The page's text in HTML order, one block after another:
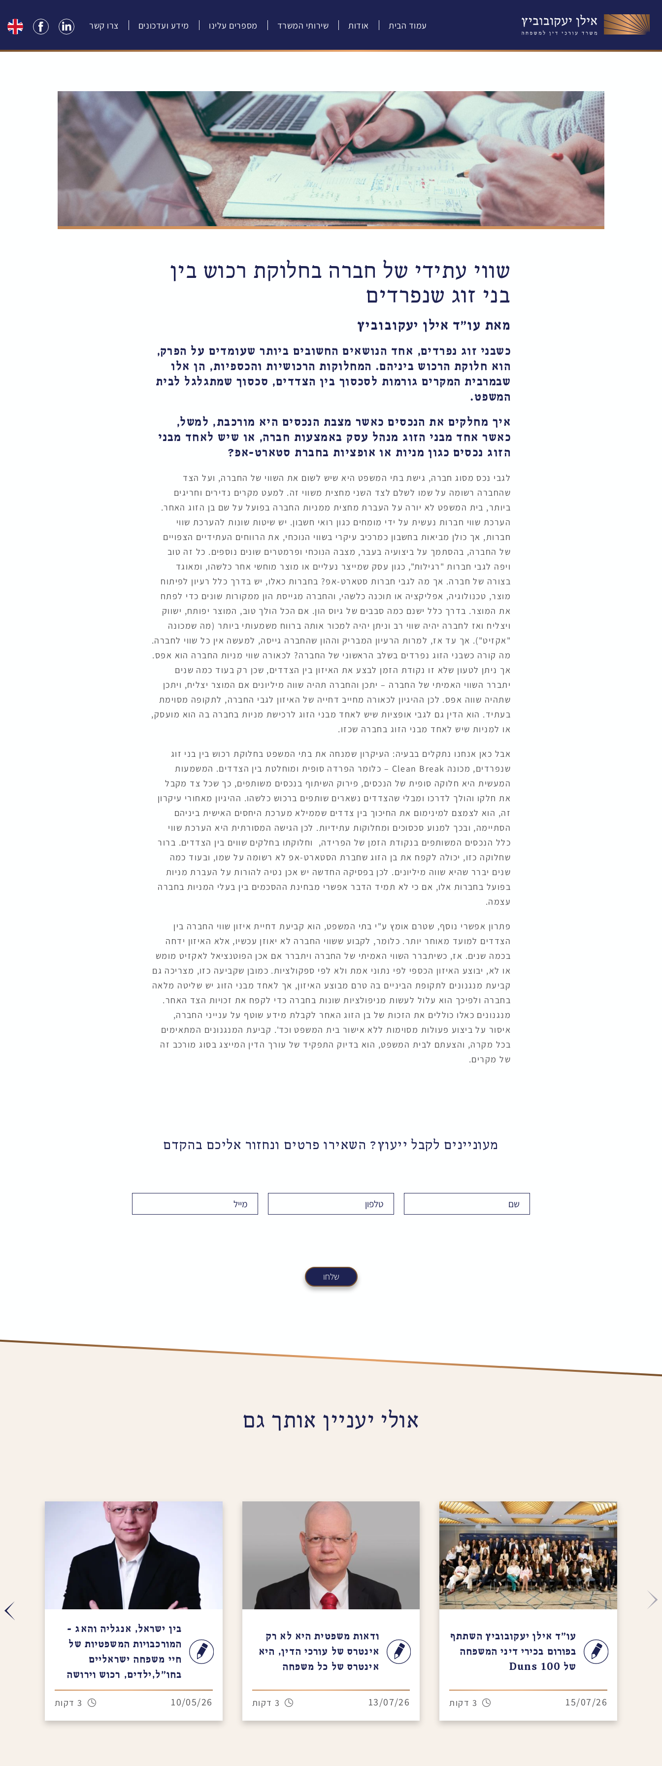
עמוד הבית אודות שירותי המשרד מספרים עלינו מידע ועדכונים צרו קשר
שווי עתידי של חברה בחלוקת רכוש בין
בני זוג שנפרדים
מאת עו״ד אילן יעקובוביץ
כשבני זוג נפרדים, אחד הנושאים החשובים ביותר שעומדים על הפרק,
הוא חלוקת הרכוש ביניהם. המחלוקות הרכושיות והכספיות, הן אלו
שבמרבית המקרים גורמות לסכסוך בין הצדדים, סכסוך שמתגלגל לבית
המשפט.
איך מחלקים את הנכסים כאשר מצבת הנכסים היא מורכבת, למשל,
כאשר אחד מבני הזוג מנהל עסק באמצעות חברה, או שיש לאחד מבני
הזוג נכסים כגון מניות או אופציות בחברת סטארט-אפ?
לגבי נכס מסוג חברה, גישת בתי המשפט היא שיש לשום את השווי של החברה, ועל הצד
שהחברה רשומה על שמו לשלם לצד השני מחצית משווי זה. למעט מקרים נדירים וחריגים
ביותר, בית המשפט לא יורה על העברת מחצית ממניות החברה בפועל על שם בן הזוג האחר.
הערכת שווי חברות נעשית על ידי מומחים כגון רואי חשבון. יש שיטות שונות להערכת שווי
חברות, אך כולן מביאות בחשבון כמרכיב עיקרי בשווי הנוכחי, את הרווחים העתידיים הצפויים
של החברה, בהסתמך על ביצועיה בעבר, מצבה הנוכחי ופרמטרים שונים נוספים. כל זה טוב
ויפה לגבי חברות "רגילות", כגון עסק שמייצר נעליים או מוצר מוחשי אחר כלשהו, ומאוגד
בצורה של חברה. אך מה לגבי חברות סטארט-אפ? בחברות כאלו, יש בדרך כלל רעיון לפיתוח
מוצר, טכנולוגיה, אפליקציה או תוכנה כלשהי, והחברה מגייסת הון ממקורות שונים כדי לפתח
את המוצר. בדרך כלל ישנם כמה סבבים של גיוס הון. אם הכל הולך טוב, המוצר יפותח, ישווק
ויצליח ואז לחברה יהיה שווי רב וניתן יהיה למכור אותה ברווח משמעותי ביותר (מה שמכונה
"אקזיט"). אך עד אז, למרות הרעיון המבריק וההון שהחברה גייסה, למעשה אין כל שווי לחברה.
מה קורה כשבני הזוג נפרדים בשלב הראשוני של החברה? לכאורה שווי מניות החברה הוא אפס.
אך ניתן לטעון שלא זו נקודת הזמן לבצע את האיזון בין הצדדים, שכן רק בעוד כמה שנים
יתברר השווי האמיתי של החברה – יתכן והחברה תהיה שווה מיליונים אם המוצר יצליח, ויתכן
שתהיה שווה אפס. לכן ההיגיון לכאורה מחייב דחייה של האיזון לגבי החברה, לתקופה מסוימת
בעתיד. הוא הדין גם לגבי אופציות שיש לאחד מבני הזוג לרכישת מניות בחברה בה הוא מועסק,
או למניות שיש לאחד מבני הזוג בחברה שכזו.
אבל כאן אנחנו נתקלים בבעיה: העיקרון שמנחה את בתי המשפט בחלוקת רכוש בין בני זוג
שנפרדים, מכונה Clean Break – כלומר הפרדה סופית ומוחלטת בין הצדדים. המשמעות
המעשית היא חלוקה סופית של הנכסים, פירוק השיתוף בנכסים משותפים, כך שכל צד מקבל
את חלקו והולך לדרכו ומבלי שהצדדים נשארים שותפים ברכוש כלשהו. ההיגיון מאחורי עיקרון
זה, הוא לצמצם למינימום את החיכוך בין צדדים שממילא מערכת היחסים האישית ביניהם
הסתיימה, ובכך למנוע סכסוכים ומחלוקות עתידיות. לכן הגישה המסורתית היא הערכת שווי
כלל הנכסים המשותפים בנקודת הזמן של הפרידה, וחלוקתו בחלקים שווים בין הצדדים. ברור
שחלוקה כזו, יכולה לקפח את בן הזוג שחברת הסטארט-אפ לא רשומה על שמו, ובעוד כמה
שנים יברר שהיא שווה מיליונים. לכן בפסיקה החדשה יש אכן נטיה להורות על העברת מניות
בפועל בחברות אלו, אם כי לא תמיד הדבר אפשרי מבחינת ההסכמים בין בעלי המניות בחברה
עצמה.
פתרון אפשרי נוסף, שטרם אומץ ע"י בתי המשפט, הוא קביעת דחיית איזון שווי החברה בין
הצדדים למועד מאוחר יותר. כלומר, לקבוע ששווי החברה לא יאוזן עכשיו, אלא האיזון ידחה
בכמה שנים. אז, כשיתברר השווי האמיתי של החברה ויתברר אם אכן הפוטנציאל לאקזיט מומש
או לא, יבוצע האיזון הכספי לפי נתוני אמת ולא לפי ספקולציות. כמובן שקביעה כזו, מצריכה גם
קביעת מנגנונים לתקופת הביניים בה טרם מבוצע האיזון, אך לאחד מבני הזוג יש שליטה מלאה
בחברה ולפיכך הוא עלול לעשות מניפולציות שונות בחברה כדי לקפח את זכויות הצד האחר.
מנגנונים כאלו כוללים את הזכות של בן הזוג האחר לקבלת מידע שוטף על ענייני החברה,
איסור על ביצוע פעולות מסוימות ללא אישור בית המשפט וכד'. קביעת המנגנונים המתאימים
בכל מקרה, והצעתם לבית המשפט, הוא בדיוק התפקיד של עורך הדין המייצג בסוג מורכב זה
של מקרים.
מעוניינים לקבל ייעוץ? השאירו פרטים ונחזור אליכם בהקדם
אולי יעניין אותך גם
עו"ד אילן יעקובוביץ השתתף
בפורום בכירי דיני המשפחה
של Duns 100
15/07/26 3 דקות
ודאות משפטית היא לא רק
אינטרס של עורכי הדין, היא
אינטרס של כל משפחה
13/07/26 3 דקות
בין ישראל, אנגליה והאג –
המורכבויות המשפטיות של
חיי משפחה ישראליים
בחו״ל,ילדים, רכוש וירושה
10/05/26 3 דקות